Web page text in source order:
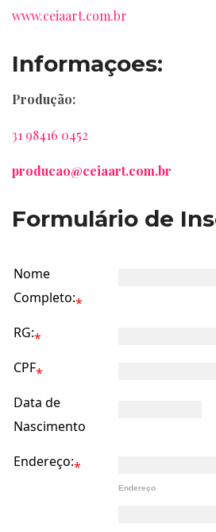
www.ceiaart.com.br
Informaçoes:
Produção:
31 98416 0452
producao@ceiaart.com.br
Formulário de
Nome
Completo:*
RG:*
CPF*
Data de
Nascimento
Endereço:*
Endereço